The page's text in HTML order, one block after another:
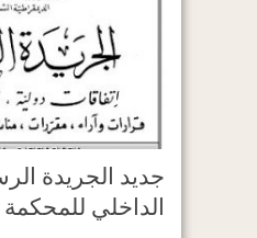
جديد الجريدة
الداخلي للمحكمة